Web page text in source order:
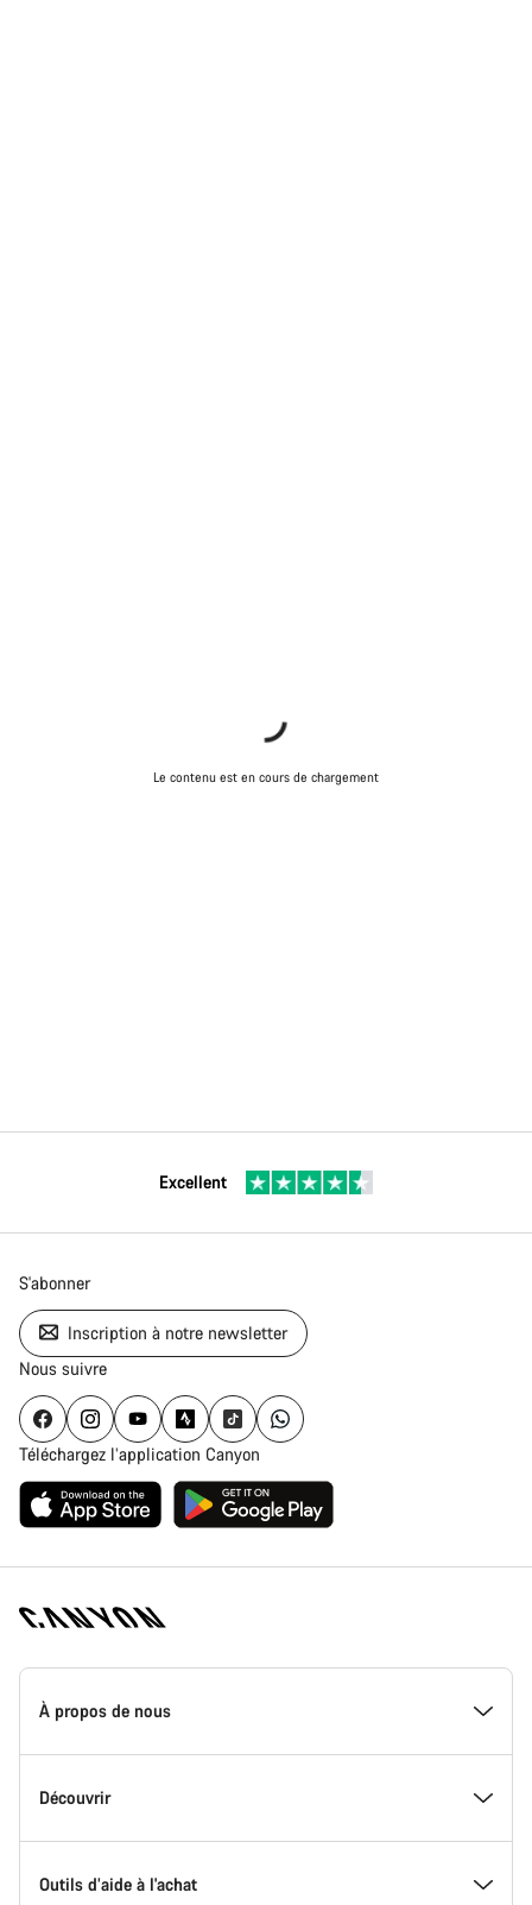
Le contenu est en cours de chargement
Excellent
S'abonner
Inscription à notre newsletter
Nous suivre
Téléchargez l’application Canyon
Page
d'accueil
Canyon
-
Canyon
À propos de nous
Inside Canyon
L'innovation chez Canyon
Découvrir
Evénements
Outils d’aide à l'achat